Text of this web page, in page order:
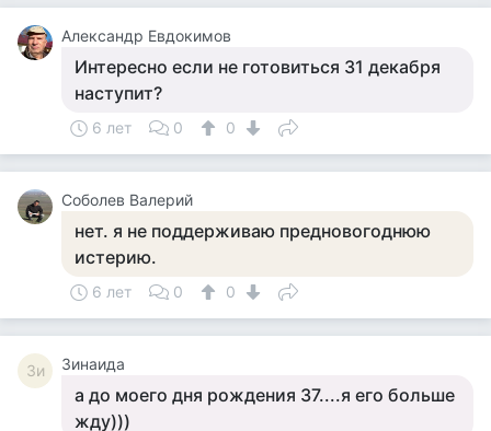
Александр Евдокимов
Интересно если не готовиться 31 декабря
наступит?
6 лет 0 0
Соболев Валерий
нет. я не поддерживаю предновогоднюю
истерию.
6 лет 0 0
Зи Зинаида
а до моего дня рождения 37....я его больше
жду)))